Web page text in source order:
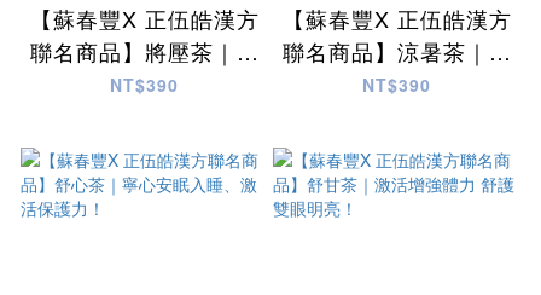
【蘇春豐X 正伍皓漢方
聯名商品】將壓茶｜保
養心血管、滋補強身！
NT$390
【蘇春豐X 正伍皓漢方
聯名商品】涼暑茶｜幫
助排汗代謝、解噁解
NT$390